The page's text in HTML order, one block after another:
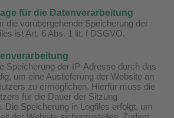
für die Datenverarbeitung
die vorübergehende Speicherung der
ist Art. 6 Abs. 1 lit. f DSGVO.
Speicherung der IP-Adresse durch das
um eine Auslieferung der Website an
zu ermöglichen. Hierfür muss die
für die Dauer der Sitzung
Die Speicherung in Logfiles erfolgt, um